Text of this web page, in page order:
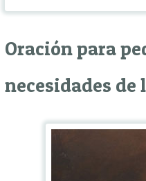
Oración para
necesidades de